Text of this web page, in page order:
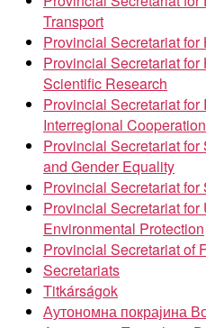
Transport
Provincial Secretariat for
Provincial Secretariat
Scientific Research
Provincial Secretariat
Interregional
Provincial Secretariat
and Gender Equality
Provincial Secretariat for
Provincial Secretariat
Environmental Protection
Provincial Secretariat of
Secretariats
Titkárságok
Аутономна покрајина